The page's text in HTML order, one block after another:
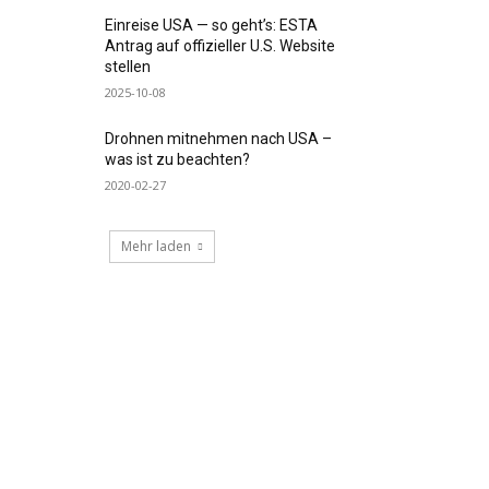
Einreise USA — so geht’s: ESTA
Antrag auf offizieller U.S. Website
stellen
2025-10-08
Drohnen mitnehmen nach USA –
was ist zu beachten?
2020-02-27
Mehr laden